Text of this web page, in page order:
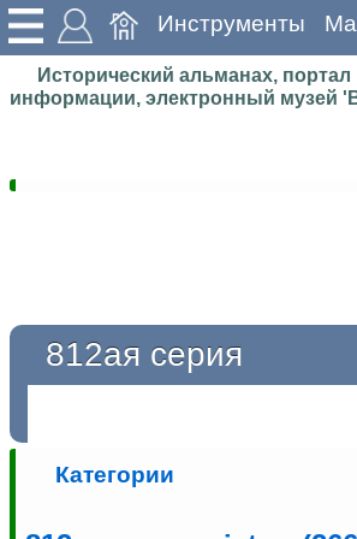
Инструменты
Исторический альманах,
информации, электронный музей
812ая серия
Категории